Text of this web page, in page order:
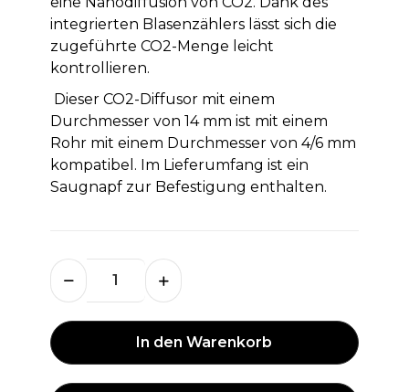
integrierten Blasenzählers lässt sich die
zugeführte CO2-Menge leicht
kontrollieren.
Dieser CO2-Diffusor mit einem
Durchmesser von 14 mm ist mit einem
Rohr mit einem Durchmesser von 4/6 mm
kompatibel. Im Lieferumfang ist ein
Saugnapf zur Befestigung enthalten.
In den Warenkorb